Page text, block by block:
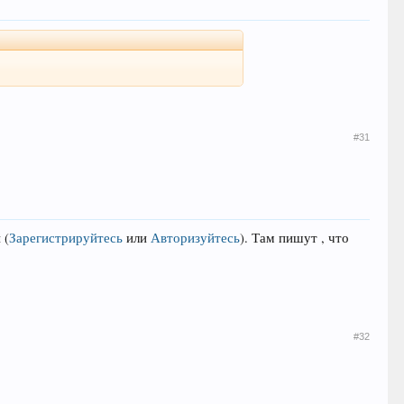
#31
(Зарегистрируйтесь или Авторизуйтесь). Там пишут , что
#32